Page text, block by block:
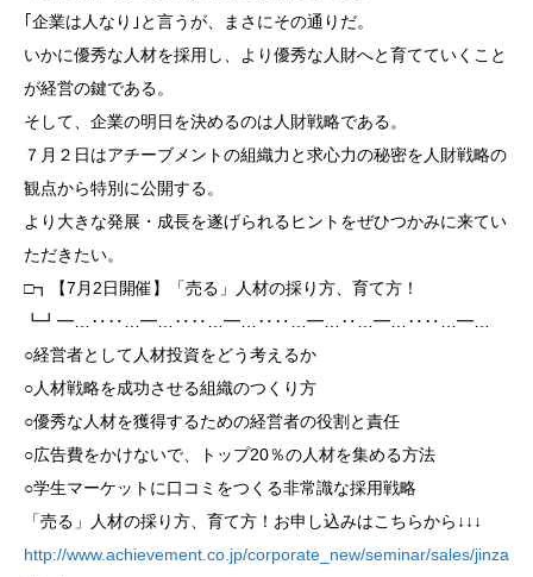
｢企業は人なり｣と言うが、まさにその通りだ。
いかに優秀な人材を採用し、より優秀な人財へと育てていくこと
が経営の鍵である。
そして、企業の明日を決めるのは人財戦略である。
７月２日はアチーブメントの組織力と求心力の秘密を人財戦略の
観点から特別に公開する。
より大きな発展・成長を遂げられるヒントをぜひつかみに来てい
ただきたい。
□┓【7月2日開催】「売る」人材の採り方、育て方！
┗┛━…‥‥…━…‥‥…━…‥‥…━…‥…━…‥‥…━…
○経営者として人材投資をどう考えるか
○人材戦略を成功させる組織のつくり方
○優秀な人材を獲得するための経営者の役割と責任
○広告費をかけないで、トップ20％の人材を集める方法
○学生マーケットに口コミをつくる非常識な採用戦略
「売る」人材の採り方、育て方！お申し込みはこちらから↓↓↓
http://www.achievement.co.jp/corporate_new/seminar/sales/jinza